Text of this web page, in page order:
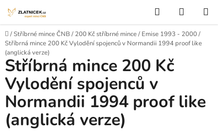
Hledat
Domů
/Stříbrné mince ČNB / 200 Kč stříbrné mince/ Emise 1993 - 2000 /
Stříbrná mince 200 Kč Vylodění spojenců v Normandii 1994 proof like
(anglická verze)
Stříbrná mince 200 Kč
Vylodění spojenců v
Normandii 1994 proof like
(anglická verze)